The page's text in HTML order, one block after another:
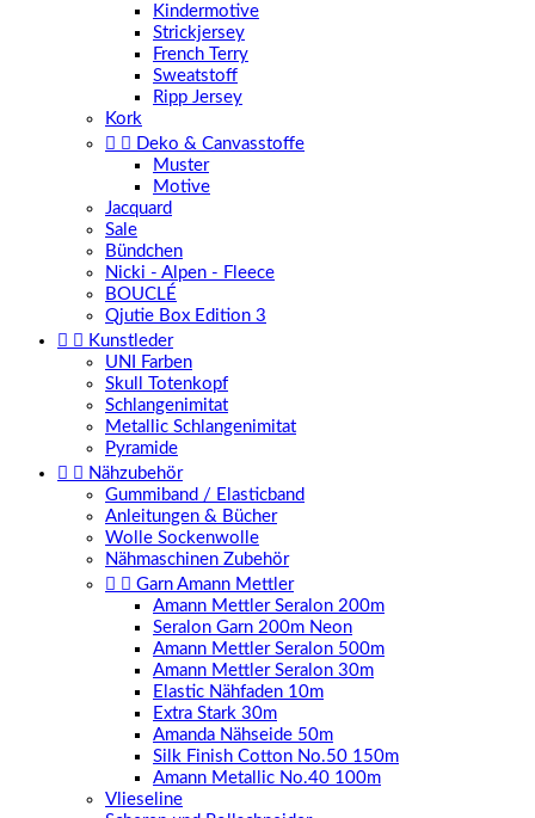
Kindermotive
Strickjersey
French Terry
Sweatstoff
Ripp Jersey
Kork
  Deko & Canvasstoffe
Muster
Motive
Jacquard
Sale
Bündchen
Nicki - Alpen - Fleece
BOUCLÉ
Qjutie Box Edition 3
  Kunstleder
UNI Farben
Skull Totenkopf
Schlangenimitat
Metallic Schlangenimitat
Pyramide
  Nähzubehör
Gummiband / Elasticband
Anleitungen & Bücher
Wolle Sockenwolle
Nähmaschinen Zubehör
  Garn Amann Mettler
Amann Mettler Seralon 200m
Seralon Garn 200m Neon
Amann Mettler Seralon 500m
Amann Mettler Seralon 30m
Elastic Nähfaden 10m
Extra Stark 30m
Amanda Nähseide 50m
Silk Finish Cotton No.50 150m
Amann Metallic No.40 100m
Vlieseline